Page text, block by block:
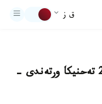
ق ز
ءورت سالدارىنان 3 ءۇي، 2 تەحنيكا ورتەندى -